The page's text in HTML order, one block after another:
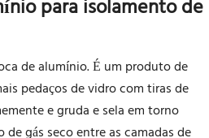
para isolamento de
de alumínio. É um produto de
pedaços de vidro com tiras de
e gruda e sela em torno
gás seco entre as camadas de